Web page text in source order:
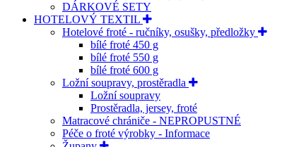
DÁRKOVÉ SETY
HOTELOVÝ TEXTIL
Hotelové froté - ručníky, osušky, předložky
bílé froté 450 g
bílé froté 550 g
bílé froté 600 g
Ložní soupravy, prostěradla
Ložní soupravy
Prostěradla, jersey, froté
Matracové chrániče - NEPROPUSTNÉ
Péče o froté výrobky - Informace